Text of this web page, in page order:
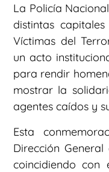
La Policía
distintas
Víctimas del
un acto
para rendir
mostrar la
agentes caídos y
Esta
Dirección
coincidiendo con